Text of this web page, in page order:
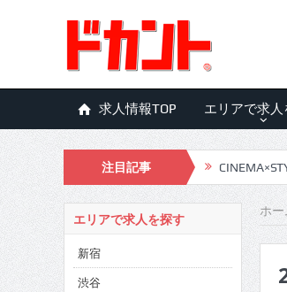
求人情報TOP エリアで求人
注目記事
ホー
エリアで求人を探す
新宿
渋谷